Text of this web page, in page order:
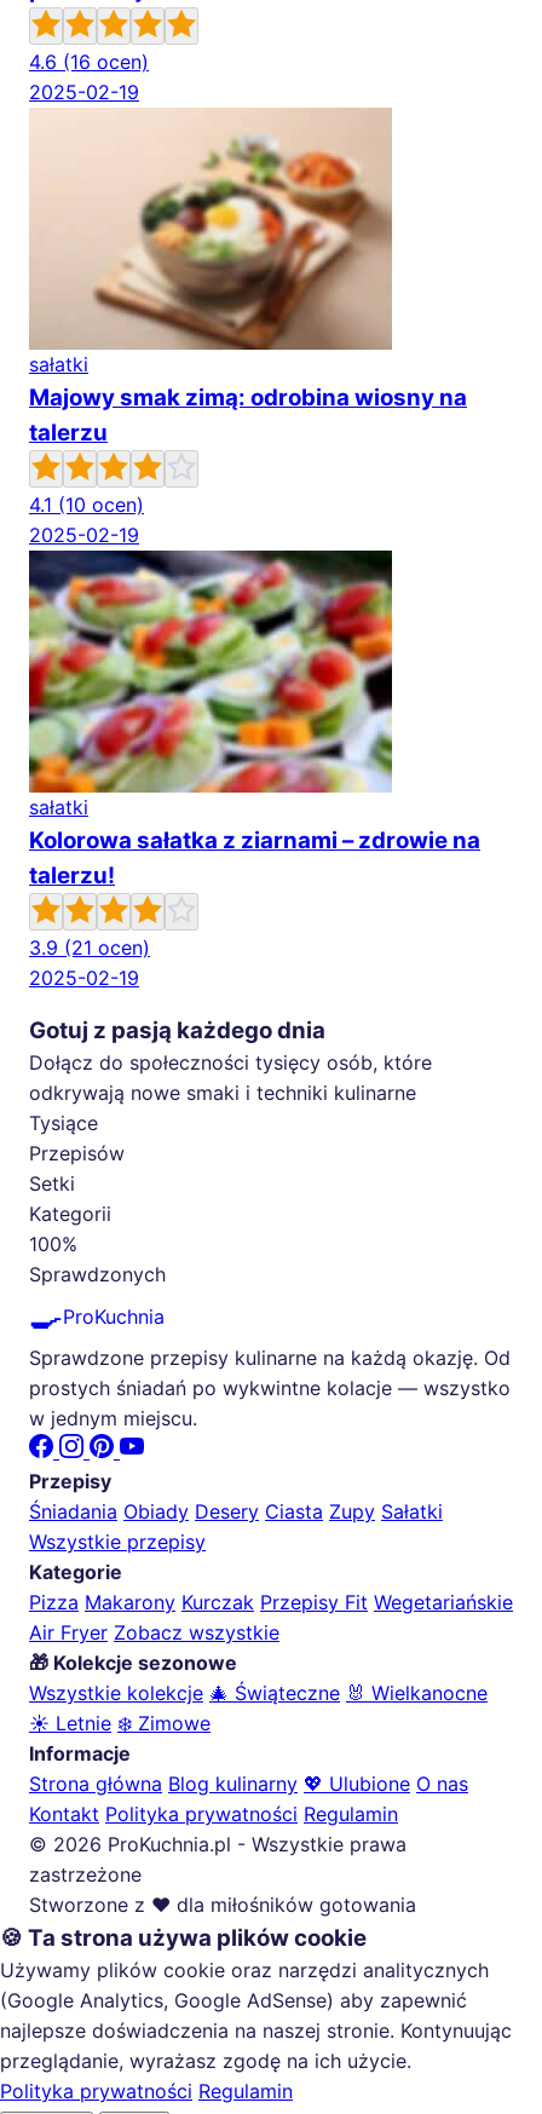
4.6 (16 ocen)
2025-02-19
sałatki
Majowy smak zimą: odrobina wiosny na
talerzu
4.1 (10 ocen)
2025-02-19
sałatki
Kolorowa sałatka z ziarnami – zdrowie na
talerzu!
3.9 (21 ocen)
2025-02-19
Gotuj z pasją każdego dnia
Dołącz do społeczności tysięcy osób, które
odkrywają nowe smaki i techniki kulinarne
Tysiące
Przepisów
Setki
Kategorii
100%
Sprawdzonych
🍳ProKuchnia
Sprawdzone przepisy kulinarne na każdą okazję. Od
prostych śniadań po wykwintne kolacje — wszystko
w jednym miejscu.
Przepisy
Śniadania Obiady Desery Ciasta Zupy Sałatki
Wszystkie przepisy
Kategorie
Pizza Makarony Kurczak Przepisy Fit Wegetariańskie
Air Fryer Zobacz wszystkie
🎁 Kolekcje sezonowe
Wszystkie kolekcje 🎄 Świąteczne 🐰 Wielkanocne
☀️ Letnie ❄️ Zimowe
Informacje
Strona główna Blog kulinarny 💖 Ulubione O nas
Kontakt Polityka prywatności Regulamin
© 2026 ProKuchnia.pl - Wszystkie prawa
zastrzeżone
Stworzone z ❤️ dla miłośników gotowania
🍪 Ta strona używa plików cookie
Używamy plików cookie oraz narzędzi analitycznych
(Google Analytics, Google AdSense) aby zapewnić
najlepsze doświadczenia na naszej stronie. Kontynuując
przeglądanie, wyrażasz zgodę na ich użycie.
Polityka prywatności Regulamin